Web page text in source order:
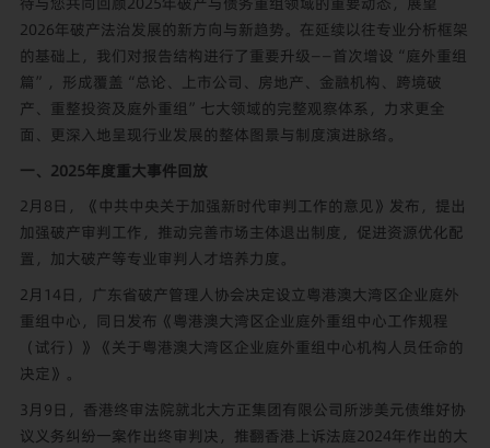
2026年破产法治发展的新方向与新趋势。在延续以往专业分析框架
的基础上，我们对报告结构进行了重要升级——首次增设“庭外重组
篇”，形成覆盖“总论、上市公司、房地产、金融机构、跨境破
产、重整投资及庭外重组”七大领域的完整观察体系，力求更全
面、更深入地呈现行业发展的整体图景与制度演进脉络。
一、2025年度重大事件回放
2月8日，《中共中央关于加强新时代审判工作的意见》发布，提出
加强破产审判工作，推动完善市场主体退出制度，促进资源优化配
置，加大破产等专业审判人才培养力度。
2月14日，广东省破产管理人协会决定设立粤港澳大湾区企业庭外
重组中心，同日发布《粤港澳大湾区企业庭外重组中心工作规程
（试行）》《关于粤港澳大湾区企业庭外重组中心机构人员任命的
决定》。
3月9日，香港终审法院就北大方正集团有限公司所涉美元债维好协
议义务纠纷一案作出终审判决，推翻香港上诉法庭2024年作出的大